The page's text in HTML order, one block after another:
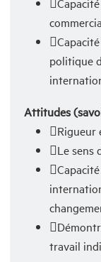
politique
Attitudes
Rigueur
Le sens
travail